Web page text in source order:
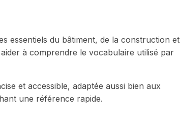
essentiels du bâtiment, de la construction et
à comprendre le vocabulaire utilisé par
et accessible, adaptée aussi bien aux
une référence rapide.